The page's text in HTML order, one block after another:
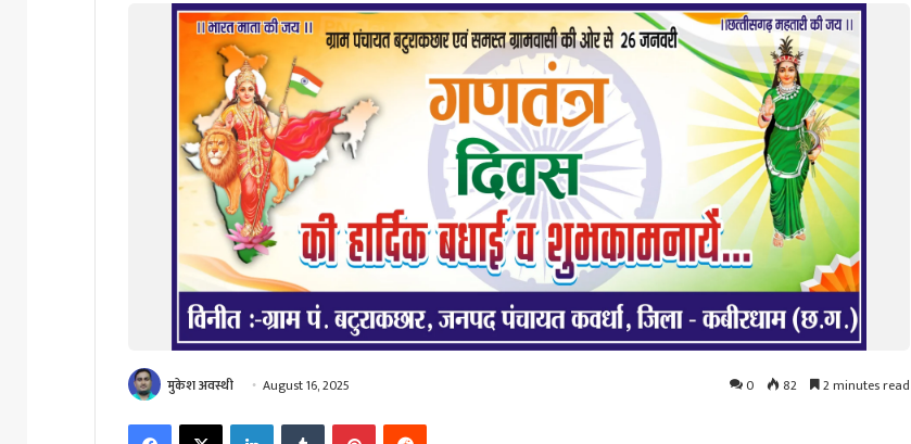
मुकेश अवस्थी August 16, 2025 0 82 2 minutes read
FacebookX LinkedInTumblr PinterestReddit